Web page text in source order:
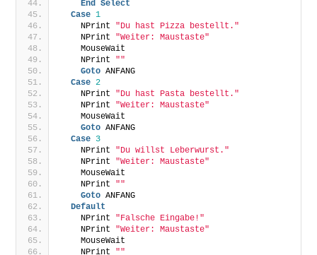
End Select
Case 1
    NPrint
"Du hast Pizza bestellt."
    NPrint
"Weiter: Maustaste"
    MouseWait
    NPrint
""
Goto ANFANG
Case 2
    NPrint
"Du hast Pasta bestellt."
    NPrint
"Weiter: Maustaste"
    MouseWait
Goto ANFANG
Case 3
    NPrint
"Du willst Leberwurst."
    NPrint
"Weiter: Maustaste"
    MouseWait
    NPrint
""
Goto ANFANG
Default
    NPrint
"Falsche Eingabe!"
    NPrint
"Weiter: Maustaste"
    MouseWait
    NPrint
""